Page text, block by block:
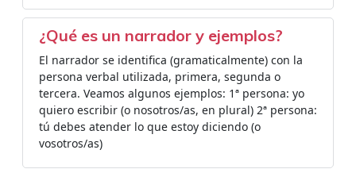
¿Qué es un narrador y ejemplos?
El narrador se identifica (gramaticalmente) con la
persona verbal utilizada, primera, segunda o
tercera. Veamos algunos ejemplos: 1ª persona: yo
quiero escribir (o nosotros/as, en plural) 2ª persona:
tú debes atender lo que estoy diciendo (o
vosotros/as)